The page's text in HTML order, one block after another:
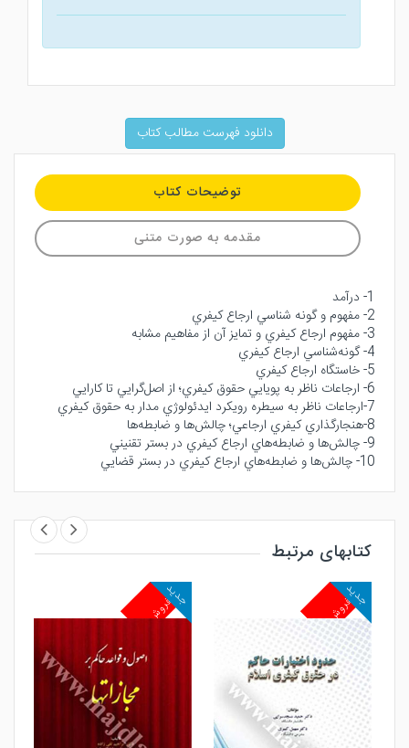
دانلود فهرست مطالب کتاب
توضیحات کتاب
مقدمه به صورت متنی
1- درآمد
2- مفهوم و گونه شناسي ارجاع كيفري
3- مفهوم ارجاع كيفري و تمايز آن از مفاهيم مشابه
4- گونه‌شناسي ارجاع كيفري
5- خاستگاه ارجاع كيفري
6- ارجاعات ناظر به پويايي حقوق كيفري؛ از اصل‌گرايي تا كارايي
7-ارجاعات ناظر به سيطره رويكرد ايدئولوژي مدار به حقوق كيفري
8-هنجارگذاري كيفري ارجاعي؛ چالش‌ها و ضابطه‌ها
9- چالش‌ها و ضابطه‌هاي ارجاع كيفري در بستر تقنيني
10- چالش‌ها و ضابطه‌هاي ارجاع كيفري در بستر قضايي
کتابهای مرتبط
پرفروش
جدید پرفروش
جدید